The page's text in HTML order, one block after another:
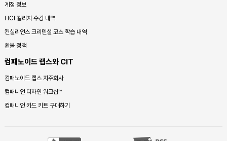
계정 정보
HCI 칼리지 수강 내역
컨실리언스 크리덴셜 코스 학습 내역
환불 정책
컴패노이드 랩스와 CIT
컴패노이드 랩스 지주회사
컴패니언 디자인 워크샵™
컴패니언 카드 키트 구매하기